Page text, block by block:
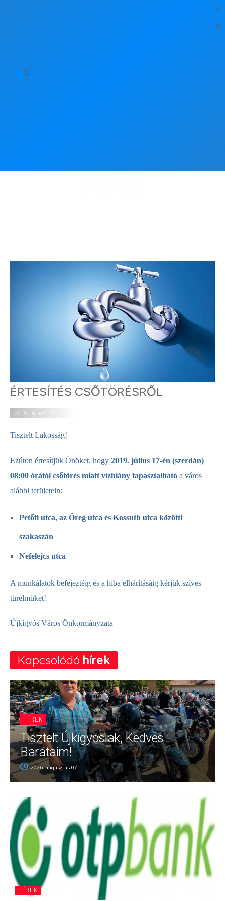
ÉRTESÍTÉS CSŐTÖRÉSRŐL
2019. július 16.
Tisztelt Lakosság!
Ezúton értesítjük Önöket, hogy 2019. július 17-én (szerdán)
08:00 órától csőtörés miatt vízhiány tapasztalható a város
alábbi területein:
Petőfi utca, az Öreg utca és Kossuth utca közötti
szakaszán
Nefelejcs utca
A munkálatok befejeztéig és a hiba elhárításáig kérjük szíves
türelmüket!
Újkígyós Város Önkormányzata
Kapcsolódó hírek
HÍREK
Tisztelt Újkígyósiak, Kedves
Barátaim!
2026. augusztus 07.
HÍREK